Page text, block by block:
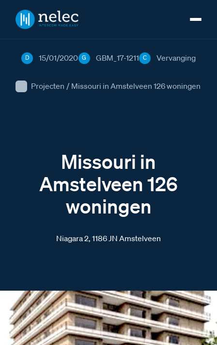
Projecten / Missouri in Amstelveen 126 woningen
D 15/01/2020 G GBM_17-1211 C Vervanging
Missouri in
Amstelveen 126
woningen
Niagara 2, 1186 JN Amstelveen